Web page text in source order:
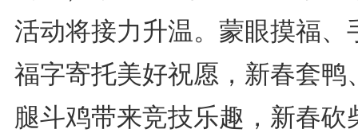
活动将接力升温。蒙眼摸福、
福字寄托美好祝愿，新春套鸭
腿斗鸡带来竞技乐趣，新春砍